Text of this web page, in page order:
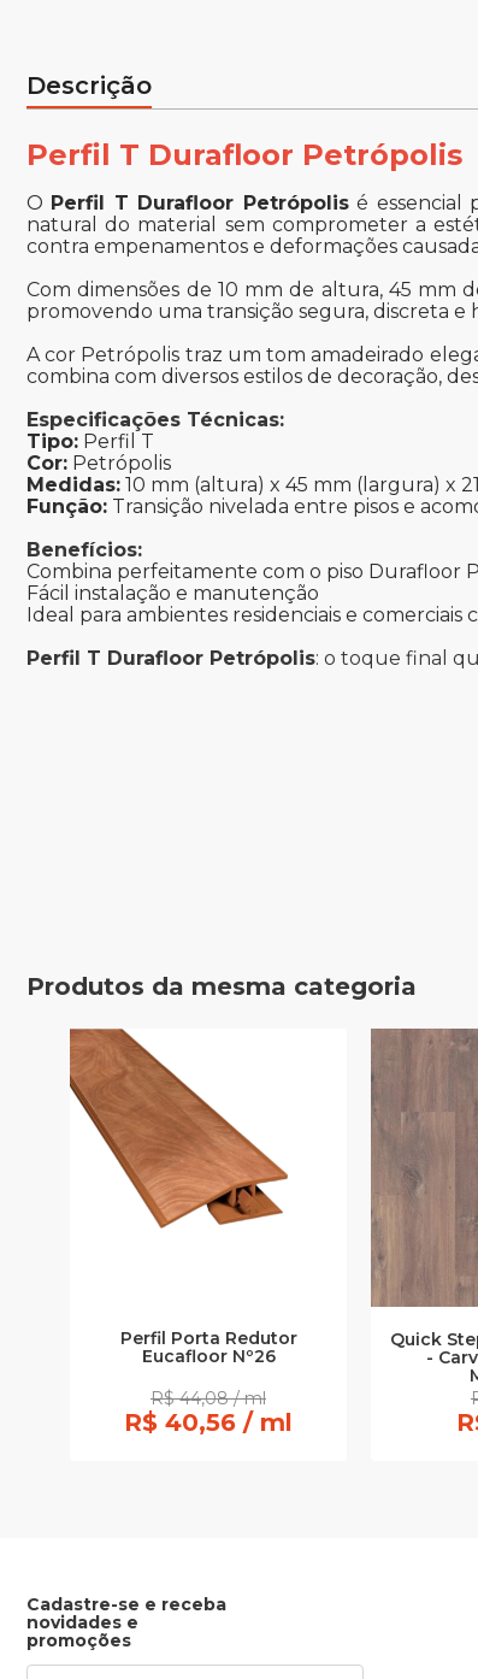
Descrição
Perfil T Durafloor Petrópolis
O Perfil T Durafloor Petrópolisé essencial
natural do material sem comprometer a
contra empenamentos e deformações
Com dimensões de 10 mm de altura, 45 mm
promovendo uma transição segura, discreta e
A cor Petrópolis traz um tom amadeirado
combina com diversos estilos de decoração,
Especificações Técnicas:
Tipo: Perfil T
Cor: Petrópolis
Medidas: 10 mm (altura) x 45 mm (largura) x
Função: Transição nivelada entre pisos e
Benefícios:
Combina perfeitamente com o piso Durafloor
Fácil instalação e manutenção
Ideal para ambientes residenciais e
Perfil T Durafloor Petrópolis: o toque final
Produtos da mesma categoria
Perfil Porta Redutor
Eucafloor Nº26
R$ 44,08 / ml
R$ 40,56 / ml
Quick
-
Cadastre-se e receba
novidades e
promoções